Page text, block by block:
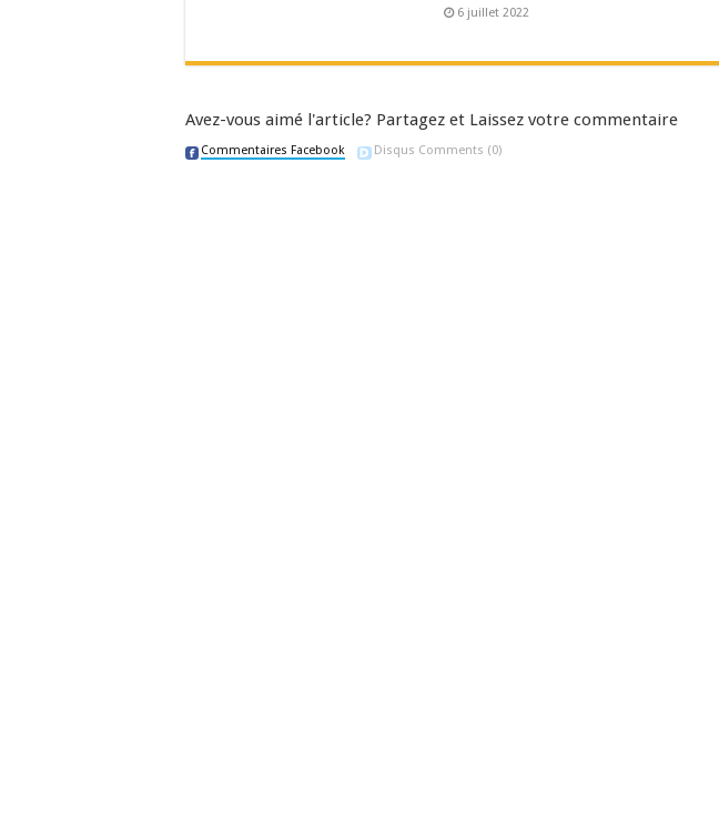
6 juillet 2022
Avez-vous aimé l'article? Partagez et Laissez votre commentaire
Commentaires Facebook Disqus Comments (0)